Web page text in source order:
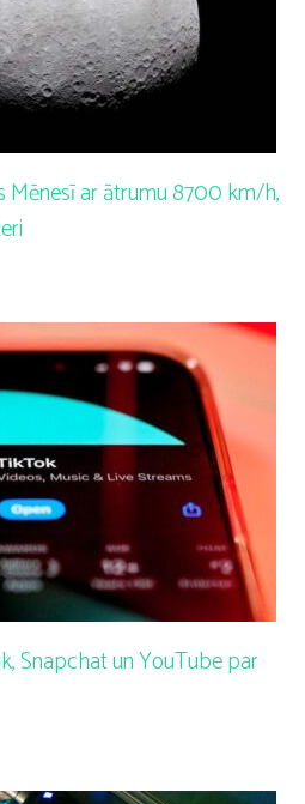
Mēnesī ar ātrumu 8700 km/h,
Snapchat un YouTube par